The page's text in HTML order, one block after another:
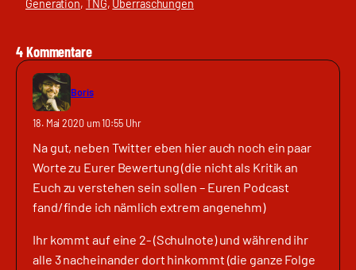
Generation, TNG, Überraschungen
4 Kommentare
Boris
18. Mai 2020 um 10:55 Uhr
Na gut, neben Twitter eben hier auch noch ein paar
Worte zu Eurer Bewertung (die nicht als Kritik an
Euch zu verstehen sein sollen – Euren Podcast
fand/finde ich nämlich extrem angenehm)
Ihr kommt auf eine 2- (Schulnote) und während ihr
alle 3 nacheinander dort hinkommt (die ganze Folge